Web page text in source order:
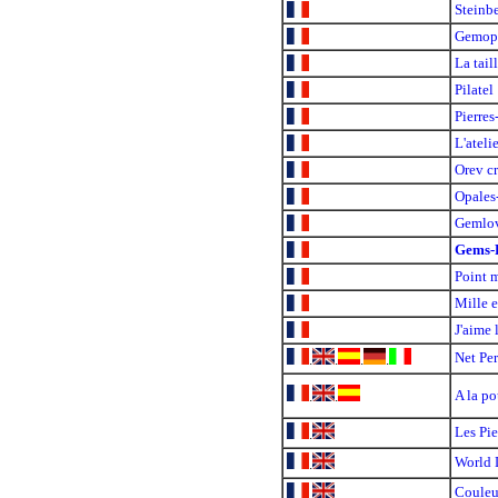
La
Pilatel
Orev
Gems-
Point
Mille
J'aime
.
. . . Net
. . A la
.
Les
.
World